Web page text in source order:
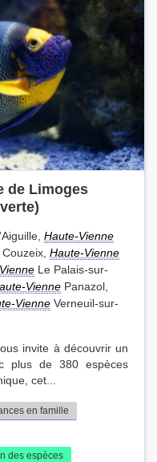
de Limoges
Haute-Vienne
Couzeix, Haute-Vienne
Le Palais-sur-
Vienne Panazol,
Vienne Verneuil-sur-
invite à découvrir un
plus de 380 espèces
cet...
en famille
des espèces